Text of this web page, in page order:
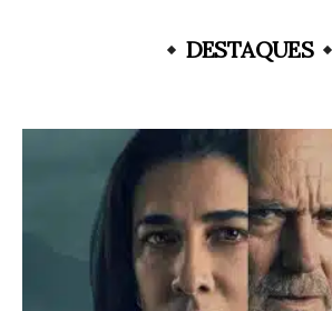
DESTAQUES